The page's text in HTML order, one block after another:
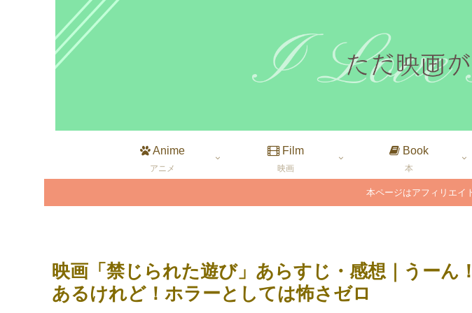
Anime
アニメ
Film
映画
Book
本
本ページはアフィリエイ
映画「禁じられた遊び」あらすじ・感想｜うーん
あるけれど！ホラーとしては怖さゼロ